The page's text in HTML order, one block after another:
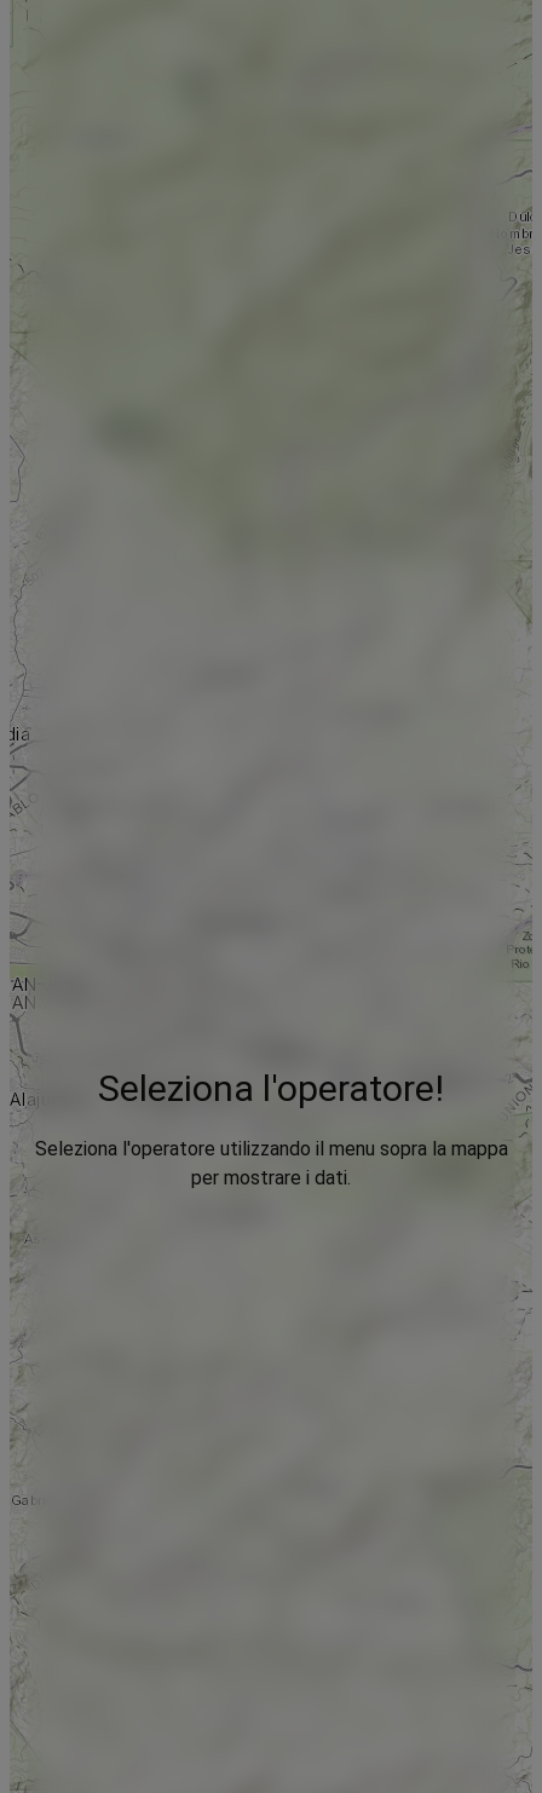
Seleziona l'operatore!
Seleziona l'operatore utilizzando il menu sopra la mappa
per mostrare i dati.